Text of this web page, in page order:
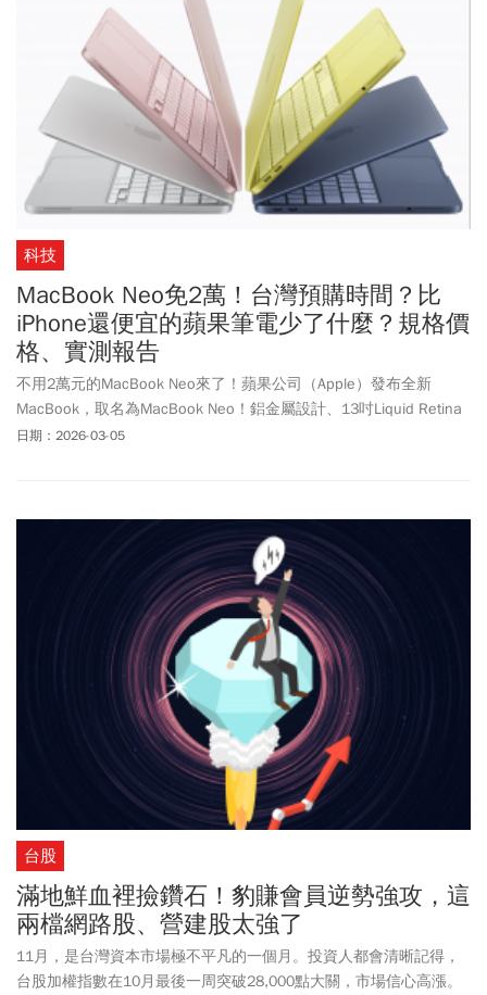
科技
MacBook Neo免2萬！台灣預購時間？比
iPhone還便宜的蘋果筆電少了什麼？規格價
格、實測報告
不用2萬元的MacBook Neo來了！蘋果公司（Apple）發布全新
MacBook，取名為MacBook Neo！鋁金屬設計、13吋Liquid Retina
顯示器，以及全天候電池續航力，只要19900元起，比新款搭載M5
日期：2026-03-05
台股
滿地鮮血裡撿鑽石！豹賺會員逆勢強攻，這
兩檔網路股、營建股太強了
11月，是台灣資本市場極不平凡的一個月。投資人都會清晰記得，
台股加權指數在10月最後一周突破28,000點大關，市場信心高漲。